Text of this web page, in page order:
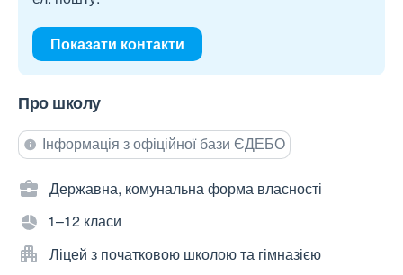
Показати контакти
Про школу
Інформація з офіційної бази ЄДЕБО
Державна, комунальна форма власності
1–12 класи
Ліцей з початковою школою та гімназією